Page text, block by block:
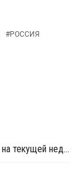
#РОССИЯ
Запасы бензола в Восточном Китае выросли на текущей неделе